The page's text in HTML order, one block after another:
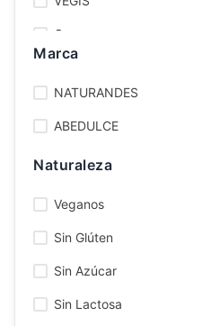
Organa
HACIENDA DE NAJAR
Algarrobos Organicos
Marca
NATURANDES
ABEDULCE
Naturaleza
Veganos
Sin Glúten
Sin Azúcar
Sin Lactosa